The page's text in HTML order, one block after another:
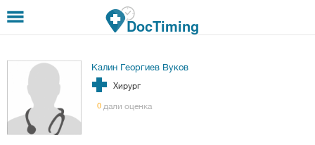
Премини към основното съдържание
DocTiming
Калин Георгиев Вуков
Хирург
0 дали оценка